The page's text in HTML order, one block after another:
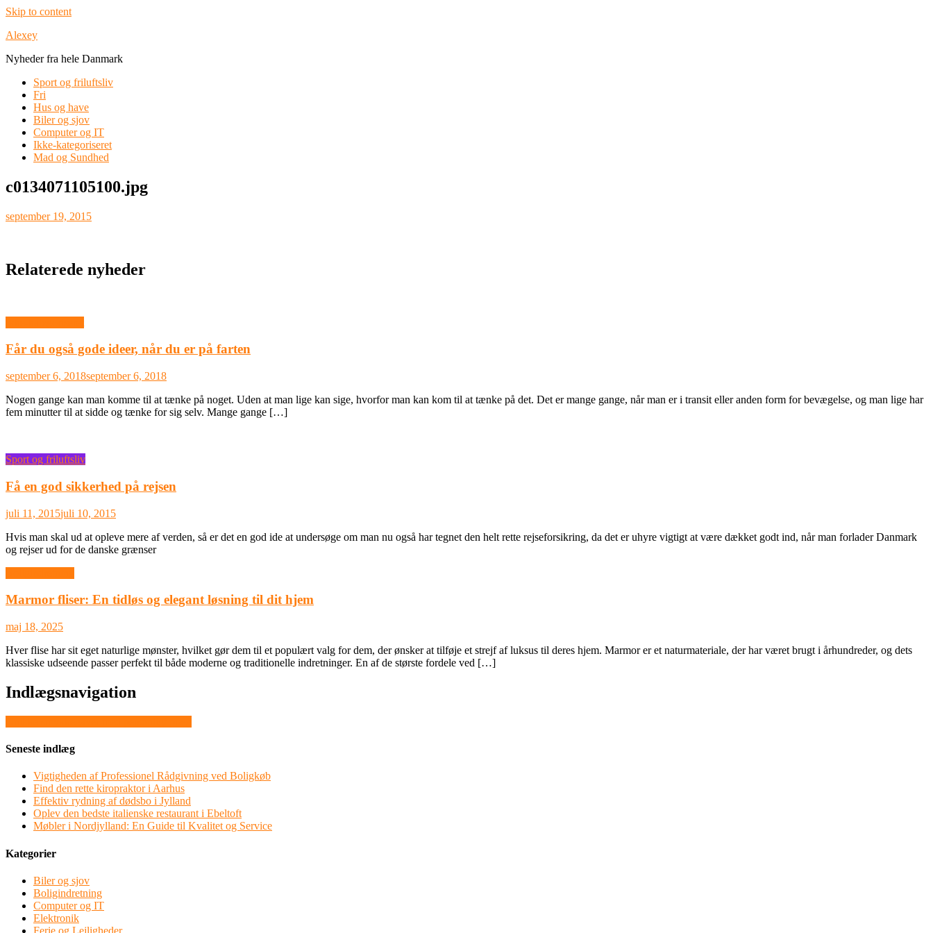
Skip to content
Alexey
Nyheder fra hele Danmark
Sport og friluftsliv
Fri
Hus og have
Biler og sjov
Computer og IT
Ikke-kategoriseret
Mad og Sundhed
c0134071105100.jpg
september 19, 2015
Relaterede nyheder
Får du også gode ideer, når du er på farten
september 6, 2018september 6, 2018
Nogen gange kan man komme til at tænke på noget. Uden at man lige kan sige, hvorfor man kan kom til at tænke på det. Det er mange gange, når man er i transit eller anden form for bevægelse, og man lige har
fem minutter til at sidde og tænke for sig selv. Mange gange […]
Sport og friluftsliv
Få en god sikkerhed på rejsen
juli 11, 2015juli 10, 2015
Hvis man skal ud at opleve mere af verden, så er det en god ide at undersøge om man nu også har tegnet den helt rette rejseforsikring, da det er uhyre vigtigt at være dækket godt ind, når man forlader Danmark
og rejser ud for de danske grænser
Marmor fliser: En tidløs og elegant løsning til dit hjem
maj 18, 2025
Hver flise har sit eget naturlige mønster, hvilket gør dem til et populært valg for dem, der ønsker at tilføje et strejf af luksus til deres hjem. Marmor er et naturmateriale, der har været brugt i århundreder, og dets
klassiske udseende passer perfekt til både moderne og traditionelle indretninger. En af de største fordele ved […]
Indlægsnavigation
Seneste indlæg
Vigtigheden af Professionel Rådgivning ved Boligkøb
Find den rette kiropraktor i Aarhus
Effektiv rydning af dødsbo i Jylland
Oplev den bedste italienske restaurant i Ebeltoft
Møbler i Nordjylland: En Guide til Kvalitet og Service
Kategorier
Biler og sjov
Boligindretning
Computer og IT
Elektronik
Ferie og Lejligheder